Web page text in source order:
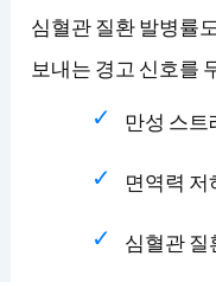
심혈관 질환 발병률
보내는 경고 신호를
만성 스
면역력 저
심혈관 질